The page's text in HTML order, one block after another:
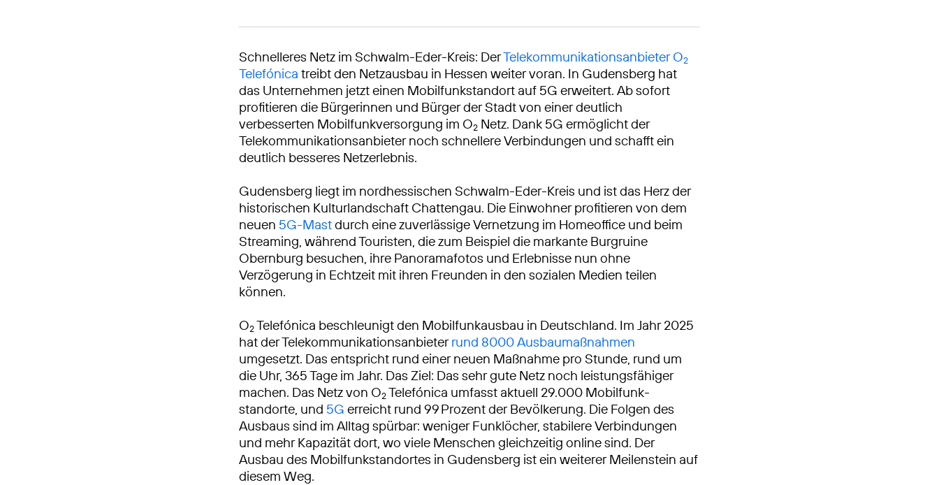
Schnelleres Netz im Schwalm-Eder-Kreis: DerTelekommunikationsanbieter O2
Telefónica treibt den Netzausbau in Hessen weiter voran. In Gudensberg hat
das Unternehmen jetzt einen Mobilfunkstandort auf 5G erweitert. Ab sofort
profitieren die Bürgerinnen und Bürger der Stadt von einer deutlich
verbesserten Mobilfunkversorgung im O2 Netz. Dank 5G ermöglicht der
Telekommunikationsanbieter noch schnellere Verbindungen und schafft ein
deutlich besseres Netzerlebnis.
Gudensberg liegt im nordhessischen Schwalm-Eder-Kreis und ist das Herz der
historischen Kulturlandschaft Chattengau. Die Einwohner profitieren von dem
neuen 5G-Mastdurch eine zuverlässige Vernetzung im Homeoffice und beim
Streaming, während Touristen, die zum Beispiel die markante Burgruine
Obernburg besuchen, ihre Panoramafotos und Erlebnisse nun ohne
Verzögerung in Echtzeit mit ihren Freunden in den sozialen Medien teilen
können.
O2Telefónica beschleunigt den Mobilfunkausbau in Deutschland. Im Jahr 2025
hat der Telekommunikationsanbieterrund 8000 Ausbaumaßnahmen
umgesetzt. Das entspricht rund einer neuen Maßnahme pro Stunde, rund um
die Uhr, 365 Tage im Jahr. Das Ziel: Das sehr gute Netz noch leistungsfähiger
machen. Das Netz von O2Telefónica umfasst aktuell 29.000 Mobilfunk­
standorte, und 5G erreicht rund 99 Prozent der Bevölkerung. Die Folgen des
Ausbaus sind im Alltag spürbar: weniger Funklöcher, stabilere Verbindungen
und mehr Kapazität dort, wo viele Menschen gleichzeitig online sind. Der
Ausbau des Mobilfunkstandortes in Gudensberg ist ein weiterer Meilenstein auf
diesem Weg.